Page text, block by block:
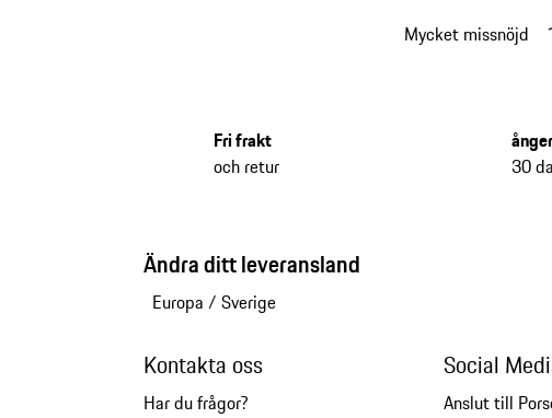
Mycket missnöjd
Fri frakt
och retur
30
Ändra ditt leveransland
Europa / Sverige
Kontakta oss
Har du frågor?
Social
Anslut till